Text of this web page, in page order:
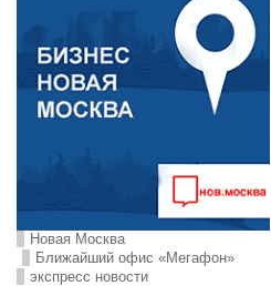
Новая Москва
Ближайший офис «Мегафон»
экспресс новости